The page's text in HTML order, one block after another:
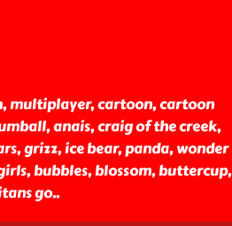
multiplayer, cartoon, cartoon
anais, craig of the creek,
grizz, ice bear, panda, wonder
bubbles, blossom, buttercup,
go..